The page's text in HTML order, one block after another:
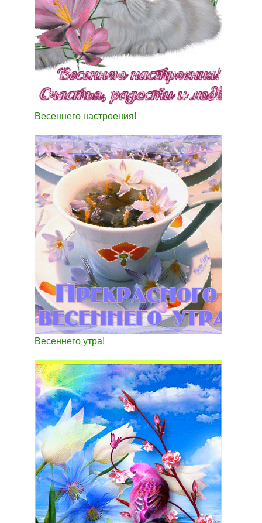
Весеннего настроения!
Весеннего утра!